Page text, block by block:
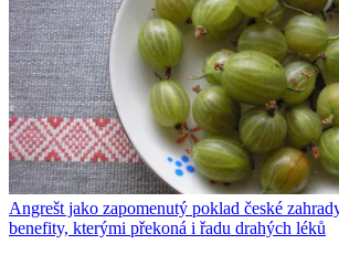
Angrešt jako zapomenutý poklad české
benefity, kterými překoná i řadu drahých léků